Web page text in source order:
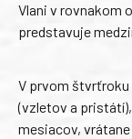
Vlani v rovnakom
predstavuje
V prvom štvrťroku
(vzletov a
mesiacov,